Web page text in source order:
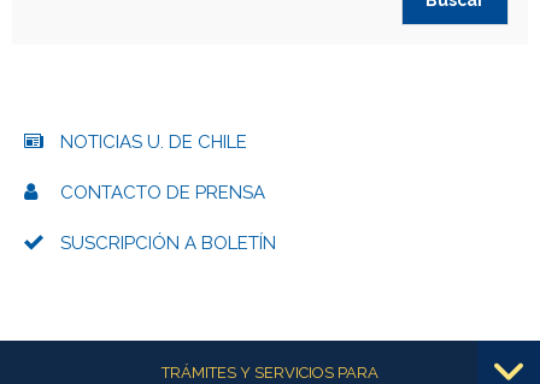
NOTICIAS U. DE CHILE
CONTACTO DE PRENSA
SUSCRIPCIÓN A BOLETÍN
Más informaciónTRÁMITES Y SERVICIOS PARA